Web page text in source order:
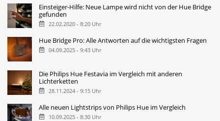
Einsteiger-Hilfe: Neue Lampe wird nicht von der Hue Bridge
gefunden
22.02.2020 - 8:20 Uhr
Hue Bridge Pro: Alle Antworten auf die wichtigsten Fragen
04.09.2025 - 9:43 Uhr
Die Philips Hue Festavia im Vergleich mit anderen
Lichterketten
28.11.2024 - 9:15 Uhr
Alle neuen Lightstrips von Philips Hue im Vergleich
10.09.2025 - 8:30 Uhr